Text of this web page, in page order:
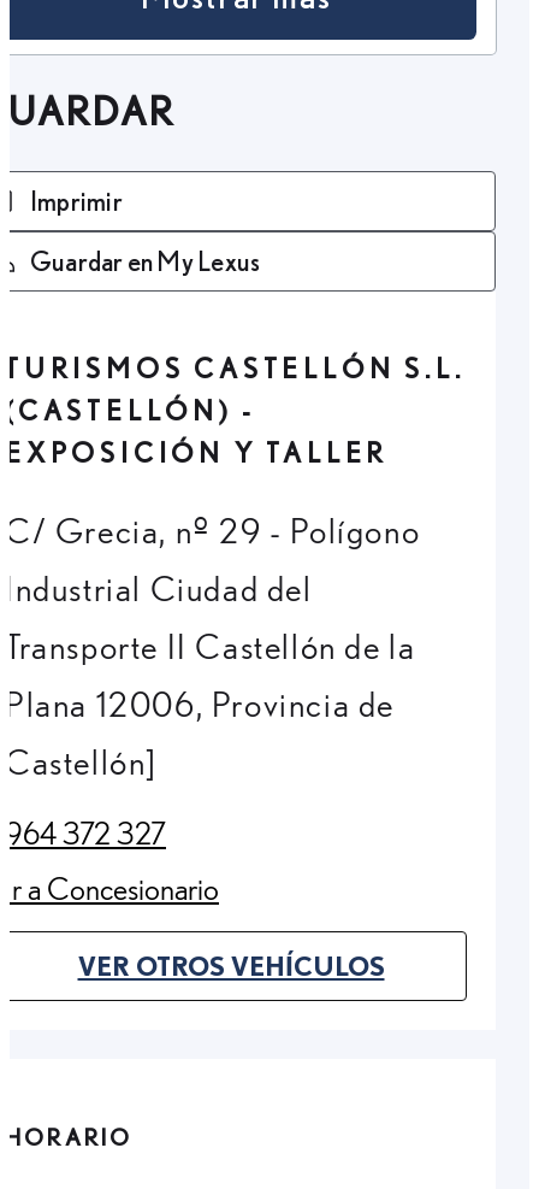
Imprimir
Guardar en My Lexus
TURISMOS CASTELLÓN S.L.
(CASTELLÓN) -
EXPOSICIÓN Y TALLER
C/ Grecia, nº 29 - Polígono
Industrial Ciudad del
Transporte II Castellón de la
Plana 12006, Provincia de
Castellón]
964 372 327
(Opens in new tab)
Ir a Concesionario
(Opens in new tab)
VER OTROS VEHÍCULOS
(OPENS IN NEW TAB)
HORARIO